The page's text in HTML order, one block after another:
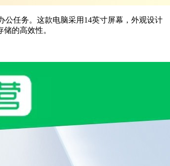
公任务。这款电脑采用14英寸屏幕，外观设计
的高效性。